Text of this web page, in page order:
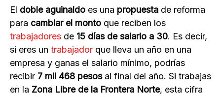
El doble aguinaldo es una propuesta de reforma
para cambiar el monto que reciben los
trabajadores de 15 días de salario a 30. Es decir,
si eres un trabajador que lleva un año en una
empresa y ganas el salario mínimo, podrías
recibir 7 mil 468 pesosal final del año. Si trabajas
en la Zona Libre de la Frontera Norte, esta cifra